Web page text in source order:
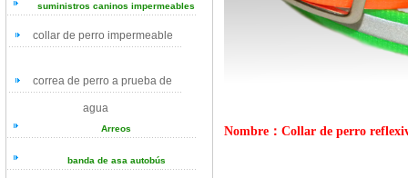
suministros caninos impermeables
collar de perro impermeable
correa de perro a prueba de
agua
Arreos
banda de asa autobús
Nombre：Collar de perro